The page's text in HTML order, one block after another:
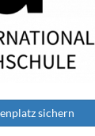
sichern